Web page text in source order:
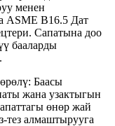
менен
ASME B16.5 Дат
Сапатына доо
бааларды
Баасы
жана узактыгын
өнөр жай
тез алмаштырууга